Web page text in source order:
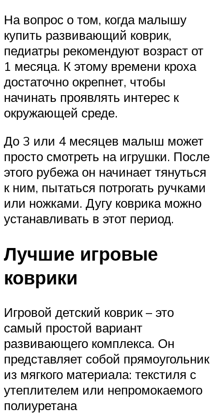
На вопрос о том, когда малышу
купить развивающий коврик,
педиатры рекомендуют возраст от
1 месяца. К этому времени кроха
достаточно окрепнет, чтобы
начинать проявлять интерес к
окружающей среде.
До 3 или 4 месяцев малыш может
просто смотреть на игрушки. После
этого рубежа он начинает тянуться
к ним, пытаться потрогать ручками
или ножками. Дугу коврика можно
устанавливать в этот период.
Лучшие игровые
коврики
Игровой детский коврик – это
самый простой вариант
развивающего комплекса. Он
представляет собой прямоугольник
из мягкого материала: текстиля с
утеплителем или непромокаемого
полиуретана